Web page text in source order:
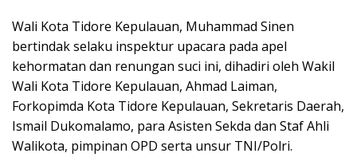
Wali Kota Tidore Kepulauan, Muhammad Sinen
bertindak selaku inspektur upacara pada apel
kehormatan dan renungan suci ini, dihadiri oleh Wakil
Wali Kota Tidore Kepulauan, Ahmad Laiman,
Forkopimda Kota Tidore Kepulauan, Sekretaris Daerah,
Ismail Dukomalamo, para Asisten Sekda dan Staf Ahli
Walikota, pimpinan OPD serta unsur TNI/Polri.